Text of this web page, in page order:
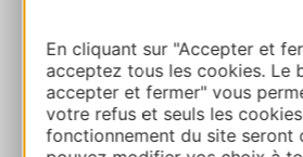
En cliquant sur "Accepter et
acceptez tous les cookies. Le
accepter et fermer" vous
votre refus et seuls les
fonctionnement du site seront
Ruta y acceso